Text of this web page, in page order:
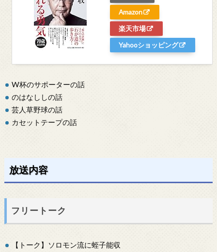
Amazon
楽天市場
Yahooショッピング
W杯のサポーターの話
のはなししの話
芸人草野球の話
カセットテープの話
放送内容
フリートーク
【トーク】ソロモン流に蛭子能収